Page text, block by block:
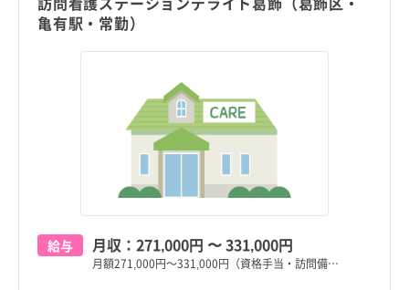
亀有駅・常勤）
給与 月収： 271,000円 〜331,000円
月額271,000円～331,000円（資格手当・訪問備…